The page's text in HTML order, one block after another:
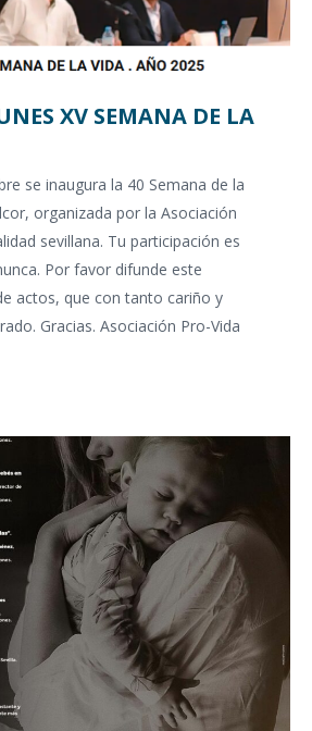
XV SEMANA DE LA
se inaugura la 40 Semana de la
organizada por la Asociación
sevillana. Tu participación es
Por favor difunde este
actos, que con tanto cariño y
Gracias. Asociación Pro-Vida